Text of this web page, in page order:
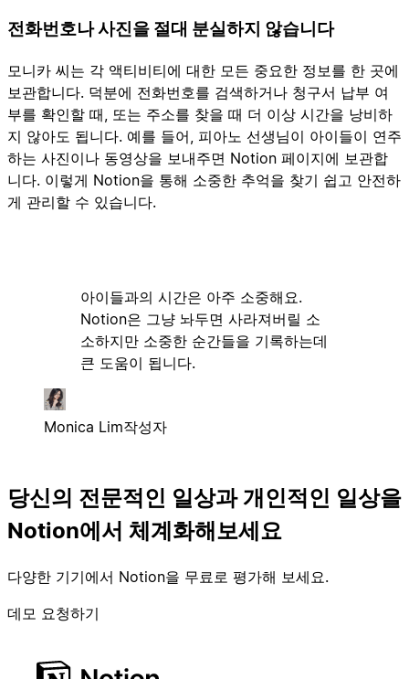
전화번호나 사진을 절대 분실하지 않습니다
모니카 씨는 각 액티비티에 대한 모든 중요한 정보를 한 곳에
보관합니다. 덕분에 전화번호를 검색하거나 청구서 납부 여
부를 확인할 때, 또는 주소를 찾을 때 더 이상 시간을 낭비하
지 않아도 됩니다. 예를 들어, 피아노 선생님이 아이들이 연주
하는 사진이나 동영상을 보내주면 Notion 페이지에 보관합
니다. 이렇게 Notion을 통해 소중한 추억을 찾기 쉽고 안전하
게 관리할 수 있습니다.
아이들과의 시간은 아주 소중해요.
Notion은 그냥 놔두면 사라져버릴 소
소하지만 소중한 순간들을 기록하는데
큰 도움이 됩니다.
Monica Lim작성자
당신의 전문적인 일상과 개인적인 일상을
Notion에서 체계화해보세요
다양한 기기에서 Notion을 무료로 평가해 보세요.
데모 요청하기